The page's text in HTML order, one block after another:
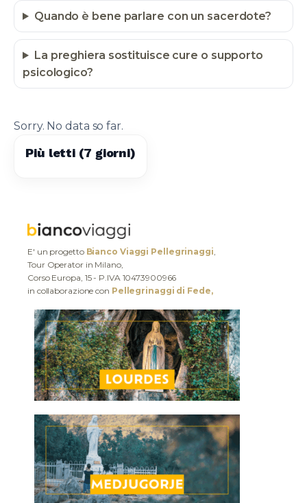
Quando è bene parlare con un sacerdote?
La preghiera sostituisce cure o supporto
psicologico?
Sorry. No data so far.
Più letti (7 giorni)
E' un progetto Bianco Viaggi Pellegrinaggi
Tour Operator in Milano,
Corso Europa, 15 - P.IVA 10473900966
in collaborazione con Pellegrinaggi di Fede,